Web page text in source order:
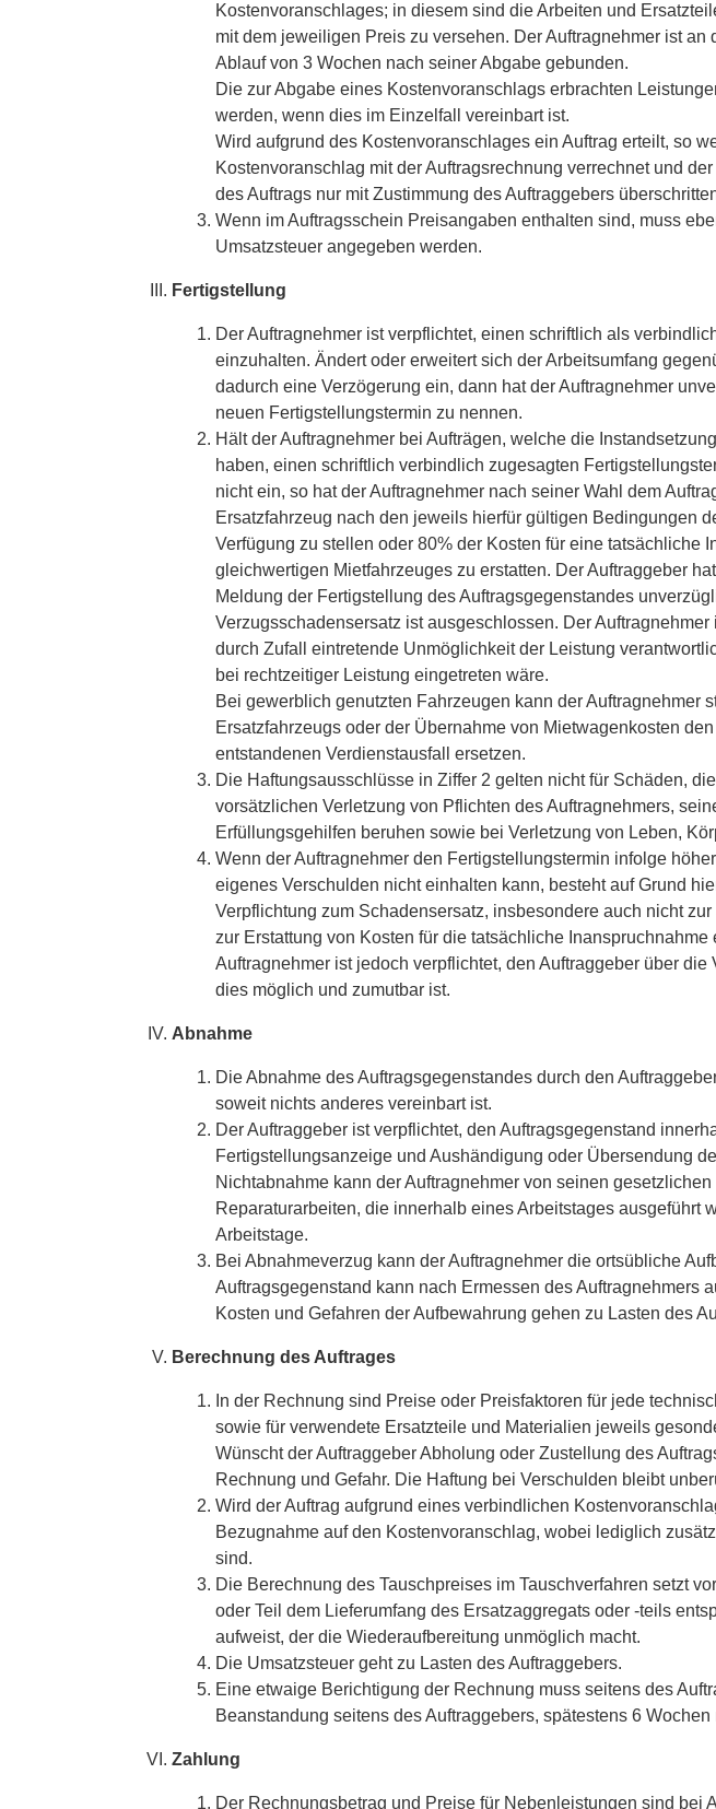
Kostenvoranschlages; in diesem sind die Arbeiten und
mit dem jeweiligen Preis zu versehen. Der Auftragnehmer ist
Ablauf von 3 Wochen nach seiner Abgabe gebunden.
Die zur Abgabe eines Kostenvoranschlags erbrachten
werden, wenn dies im Einzelfall vereinbart ist.
Wird aufgrund des Kostenvoranschlages ein Auftrag erteilt, so
Kostenvoranschlag mit der Auftragsrechnung verrechnet und
des Auftrags nur mit Zustimmung des Auftraggebers
Wenn im Auftragsschein Preisangaben enthalten sind, muss
Umsatzsteuer angegeben werden.
Fertigstellung
Der Auftragnehmer ist verpflichtet, einen schriftlich als
einzuhalten. Ändert oder erweitert sich der Arbeitsumfang
dadurch eine Verzögerung ein, dann hat der Auftragnehmer
neuen Fertigstellungstermin zu nennen.
Hält der Auftragnehmer bei Aufträgen, welche die
haben, einen schriftlich verbindlich zugesagten
nicht ein, so hat der Auftragnehmer nach seiner Wahl dem
Ersatzfahrzeug nach den jeweils hierfür gültigen Bedingungen
Verfügung zu stellen oder 80% der Kosten für eine tatsächliche
gleichwertigen Mietfahrzeuges zu erstatten. Der Auftraggeber
Meldung der Fertigstellung des Auftragsgegenstandes
Verzugsschadensersatz ist ausgeschlossen. Der
durch Zufall eintretende Unmöglichkeit der Leistung
bei rechtzeitiger Leistung eingetreten wäre.
Bei gewerblich genutzten Fahrzeugen kann der Auftragnehmer
Ersatzfahrzeugs oder der Übernahme von Mietwagenkosten
entstandenen Verdienstausfall ersetzen.
Die Haftungsausschlüsse in Ziffer 2 gelten nicht für Schäden,
vorsätzlichen Verletzung von Pflichten des Auftragnehmers,
Erfüllungsgehilfen beruhen sowie bei Verletzung von Leben,
Wenn der Auftragnehmer den Fertigstellungstermin infolge
eigenes Verschulden nicht einhalten kann, besteht auf Grund
Verpflichtung zum Schadensersatz, insbesondere auch nicht
zur Erstattung von Kosten für die tatsächliche
Auftragnehmer ist jedoch verpflichtet, den Auftraggeber über
dies möglich und zumutbar ist.
Abnahme
Die Abnahme des Auftragsgegenstandes durch den
soweit nichts anderes vereinbart ist.
Der Auftraggeber ist verpflichtet, den Auftragsgegenstand
Fertigstellungsanzeige und Aushändigung oder Übersendung
Nichtabnahme kann der Auftragnehmer von seinen
Reparaturarbeiten, die innerhalb eines Arbeitstages ausgeführt
Arbeitstage.
Bei Abnahmeverzug kann der Auftragnehmer die ortsübliche
Auftragsgegenstand kann nach Ermessen des Auftragnehmers
Kosten und Gefahren der Aufbewahrung gehen zu Lasten des
Berechnung des Auftrages
In der Rechnung sind Preise oder Preisfaktoren für jede
sowie für verwendete Ersatzteile und Materialien jeweils
Wünscht der Auftraggeber Abholung oder Zustellung des
Rechnung und Gefahr. Die Haftung bei Verschulden bleibt
Wird der Auftrag aufgrund eines verbindlichen
Bezugnahme auf den Kostenvoranschlag, wobei lediglich
sind.
Die Berechnung des Tauschpreises im Tauschverfahren setzt
oder Teil dem Lieferumfang des Ersatzaggregats oder -teils
aufweist, der die Wiederaufbereitung unmöglich macht.
Die Umsatzsteuer geht zu Lasten des Auftraggebers.
Eine etwaige Berichtigung der Rechnung muss seitens des
Beanstandung seitens des Auftraggebers, spätestens 6
Zahlung
Der Rechnungsbetrag und Preise für Nebenleistungen sind bei